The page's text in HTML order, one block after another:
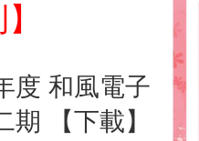
度 和風電子
期 【下載】